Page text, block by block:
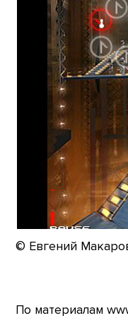
© Евгений
По материалам